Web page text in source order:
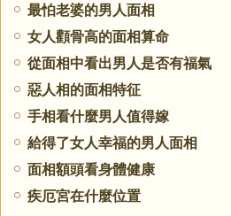
最怕老婆的男人面相
女人顴骨高的面相算命
從面相中看出男人是否有福氣
惡人相的面相特征
手相看什麼男人值得嫁
給得了女人幸福的男人面相
面相額頭看身體健康
疾厄宮在什麼位置